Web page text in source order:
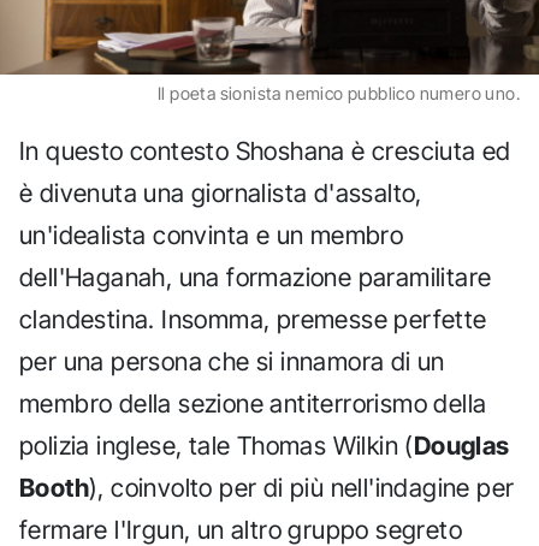
Il poeta sionista nemico pubblico numero uno.
In questo contesto Shoshana è cresciuta ed
è divenuta una giornalista d'assalto,
un'idealista convinta e un membro
dell'Haganah, una formazione paramilitare
clandestina. Insomma, premesse perfette
per una persona che si innamora di un
membro della sezione antiterrorismo della
polizia inglese, tale Thomas Wilkin (Douglas
Booth), coinvolto per di più nell'indagine per
fermare l'Irgun, un altro gruppo segreto